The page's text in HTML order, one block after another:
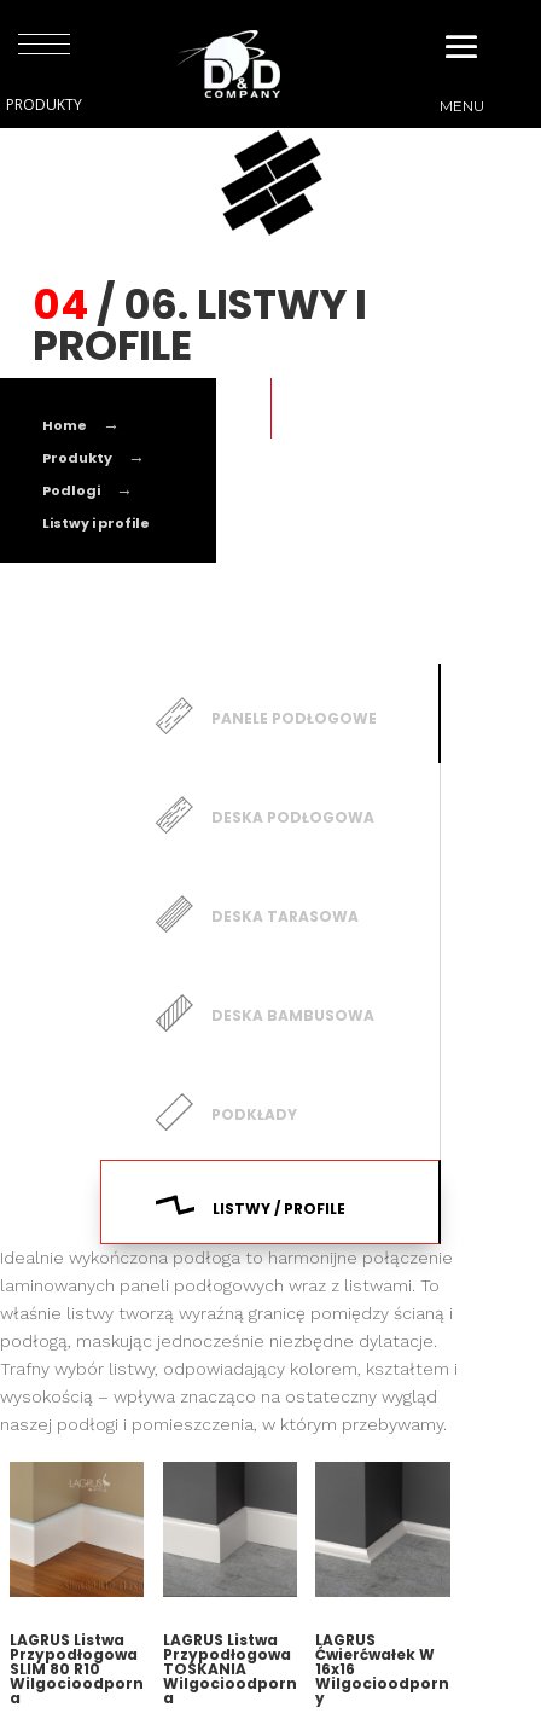
04/ 06. LISTWY I
PROFILE
Home
Produkty
Podlogi
Listwy i profile
PANELE PODŁOGOWE
DESKA PODŁOGOWA
DESKA TARASOWA
DESKA BAMBUSOWA
PODKŁADY
LISTWY / PROFILE
Idealnie wykończona podłoga to harmonijne połączenie
laminowanych paneli podłogowych wraz z listwami. To
właśnie listwy tworzą wyraźną granicę pomiędzy ścianą i
podłogą, maskując jednocześnie niezbędne dylatacje.
Trafny wybór listwy, odpowiadający kolorem, kształtem i
wysokością – wpływa znacząco na ostateczny wygląd
naszej podłogi i pomieszczenia, w którym przebywamy.
LAGRUS Listwa
Przypodłogowa
SLIM 80 R10
Wilgocioodporn
a
LAGRUS Listwa
Przypodłogowa
TOSKANIA
Wilgocioodporn
a
LAGRUS
Ćwierćwałek W
16x16
Wilgocioodporn
y